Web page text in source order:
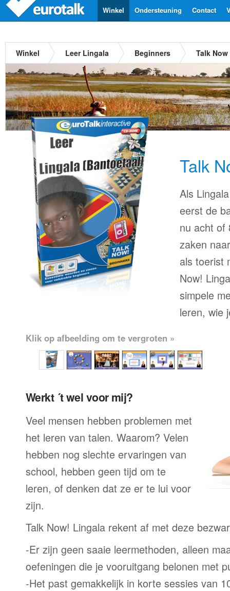
Contact
Ondersteuning
Winkel
Winkel Leer Lingala Beginners Talk
Talk
Als
eerst de
nu acht of
zaken
als toerist
Now!
simpele
leren, wie
Klik op afbeelding om te vergroten »
Werkt ´t wel voor mij?
Veel mensen hebben problemen met
het leren van talen. Waarom? Velen
hebben nog slechte ervaringen van
school, hebben geen tijd om te
leren, of denken dat ze er te lui voor
zijn.
Talk Now! Lingala rekent af met deze
-Er zijn geen saaie leermethoden, alleen
oefeningen die je vooruitgang belonen met
-Het past gemakkelijk in korte sessies van